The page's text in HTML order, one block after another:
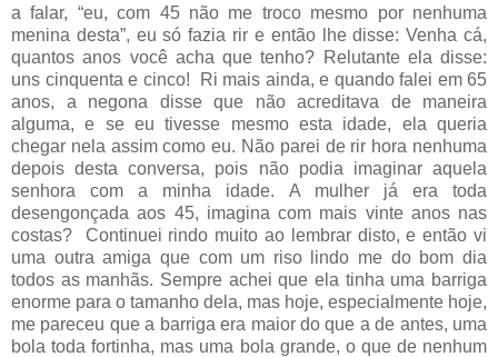
a falar, “eu, com 45 não me troco mesmo por nenhuma
menina desta”, eu só fazia rir e então lhe disse: Venha cá,
quantos anos você acha que tenho? Relutante ela disse:
uns cinquenta e cinco!
Ri mais ainda, e quando falei em 65
anos, a negona disse que não acreditava de maneira
alguma, e se eu tivesse mesmo esta idade, ela queria
chegar nela assim como eu. Não parei de rir hora nenhuma
depois desta conversa, pois não podia imaginar aquela
senhora com a minha idade. A mulher já era toda
desengonçada aos 45, imagina com mais vinte anos nas
costas?
Continuei rindo muito ao lembrar disto, e então vi
uma outra amiga que com um riso lindo me do bom dia
todos as manhãs. Sempre achei que ela tinha uma barriga
enorme para o tamanho dela, mas hoje, especialmente hoje,
me pareceu que a barriga era maior do que a de antes, uma
bola toda fortinha, mas uma bola grande, o que de nenhum